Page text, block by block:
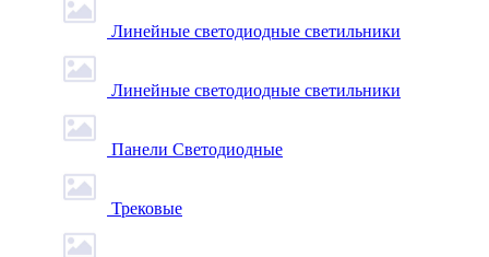
Линейные светодиодные светильники
Линейные светодиодные светильники
Панели Светодиодные
Трековые